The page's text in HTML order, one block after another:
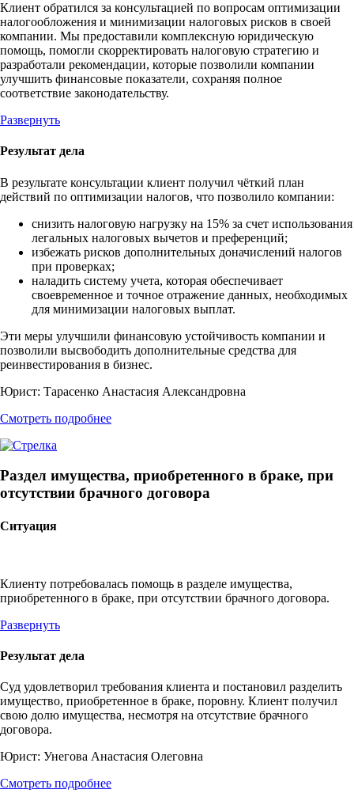
Клиент обратился за консультацией по вопросам оптимизации
налогообложения и минимизации налоговых рисков в своей
компании. Мы предоставили комплексную юридическую
помощь, помогли скорректировать налоговую стратегию и
разработали рекомендации, которые позволили компании
улучшить финансовые показатели, сохраняя полное
соответствие законодательству.
Развернуть
Результат дела
В результате консультации клиент получил чёткий план
действий по оптимизации налогов, что позволило компании:
снизить налоговую нагрузку на 15% за счет использования
легальных налоговых вычетов и преференций;
избежать рисков дополнительных доначислений налогов
при проверках;
наладить систему учета, которая обеспечивает
своевременное и точное отражение данных, необходимых
для минимизации налоговых выплат.
Эти меры улучшили финансовую устойчивость компании и
позволили высвободить дополнительные средства для
реинвестирования в бизнес.
Юрист: Тарасенко Анастасия Александровна
Смотреть подробнее
Раздел имущества, приобретенного в браке, при
отсутствии брачного договора
Ситуация
Клиенту потребовалась помощь в разделе имущества,
приобретенного в браке, при отсутствии брачного договора.
Развернуть
Результат дела
Суд удовлетворил требования клиента и постановил разделить
имущество, приобретенное в браке, поровну. Клиент получил
свою долю имущества, несмотря на отсутствие брачного
договора.
Юрист: Унегова Анастасия Олеговна
Смотреть подробнее